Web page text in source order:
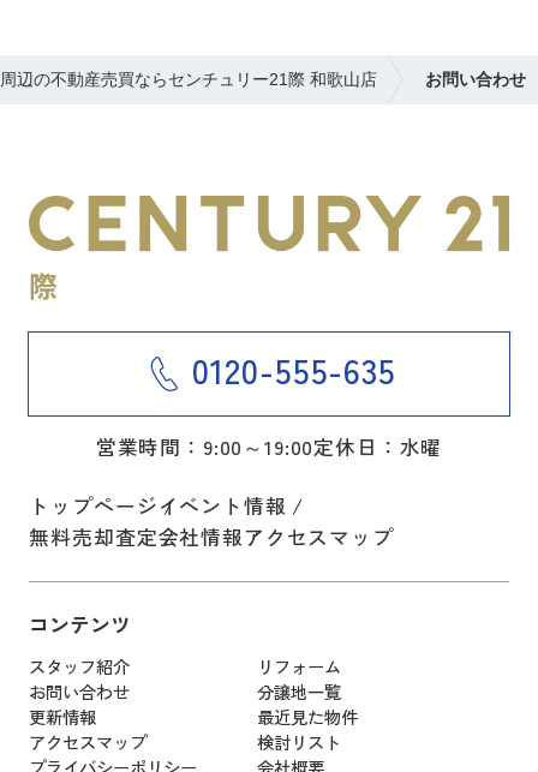
辺の不動産売買ならセンチュリー21際 和歌山店 お問い合わせ
0120-555-635
営業時間：9:00～19:00定休日：水曜
トップページイベント情報
無料売却査定会社情報アクセスマップ
コンテンツ
スタッフ紹介
リフォーム
お問い合わせ
分譲地一覧
更新情報
最近見た物件
アクセスマップ
検討リスト